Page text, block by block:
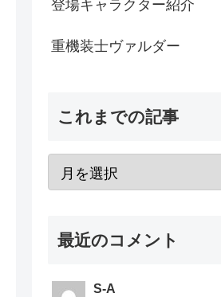
登場キャラクター紹介
重機装士ヴァルダー
これまでの記事
最近のコメント
S-A